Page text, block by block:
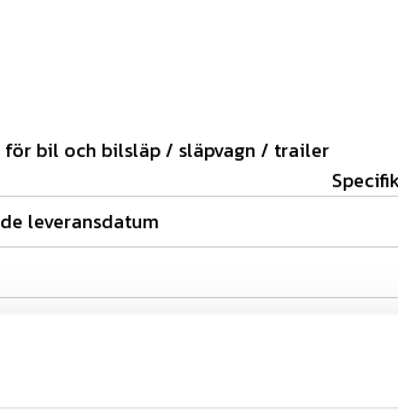
bil och bilsläp / släpvagn / trailer
leveransdatum